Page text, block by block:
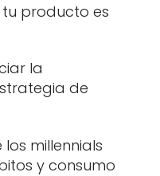
tu producto es
la
de
millennials
y consumo